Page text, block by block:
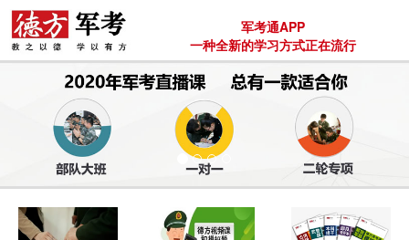
军考通APP
一种全新的学习方式正在流行